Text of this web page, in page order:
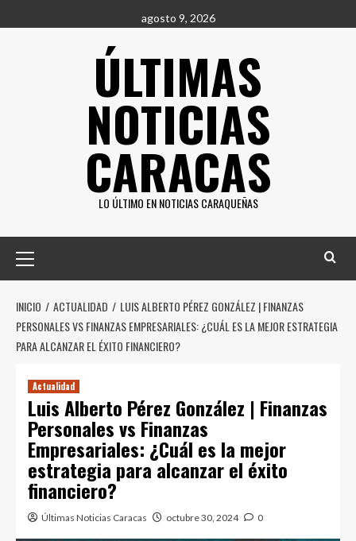
al
agosto 9, 2026
ÚLTIMAS
NOTICIAS
CARACAS
LO ÚLTIMO EN NOTICIAS CARAQUEÑAS
principal
INICIO ACTUALIDAD
LUIS ALBERTO PÉREZ GONZÁLEZ | FINANZAS
PERSONALES VS FINANZAS EMPRESARIALES: ¿CUÁL ES LA MEJOR ESTRATEGIA
PARA ALCANZAR EL ÉXITO FINANCIERO?
Actualidad
Luis Alberto Pérez González | Finanzas
Personales vs Finanzas
Empresariales: ¿Cuál es la mejor
estrategia para alcanzar el éxito
financiero?
Últimas Noticias Caracas octubre 30, 2024 0